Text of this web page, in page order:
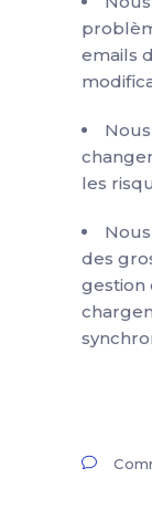
emails
les
des
gestion